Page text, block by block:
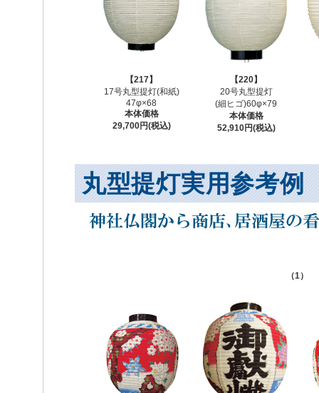
【217】
17号丸型提灯(和紙)
47φ×68
本体価格
29,700円(税込)
【220】
20号丸型提灯
(細ヒゴ)60φ×79
本体価格
52,910円(税込)
丸型提灯実用参考例
（1）